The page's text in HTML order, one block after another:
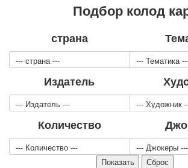
Транспорт
Охота и рыбалка
Армия и полиция
Недорогие колоды для игры
Открытки
Подбор колод
страна
Издатель
Количество